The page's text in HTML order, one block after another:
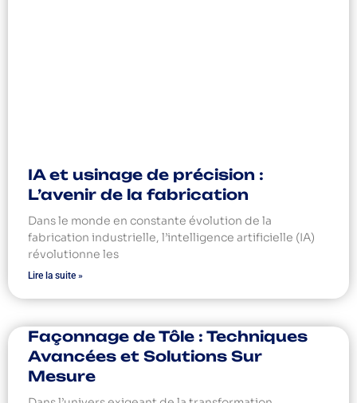
IA et usinage de précision :
L’avenir de la fabrication
Dans le monde en constante évolution de la
fabrication industrielle, l’intelligence artificielle (IA)
révolutionne les
Lire la suite »
Façonnage de Tôle : Techniques
Avancées et Solutions Sur
Mesure